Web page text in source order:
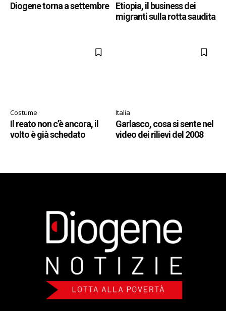
Diogene torna a settembre
Etiopia, il business dei
migranti sulla rotta saudita
Costume
Il reato non c’è ancora, il
volto è già schedato
Italia
Garlasco, cosa si sente nel
video dei rilievi del 2008